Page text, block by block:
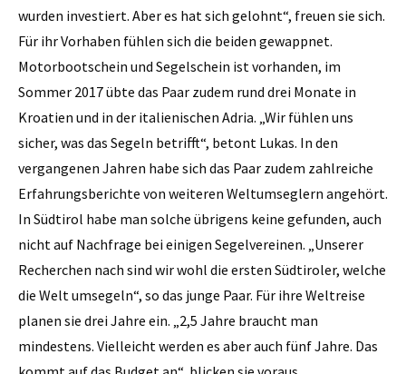
wurden investiert. Aber es hat sich gelohnt“, freuen sie sich.
Für ihr Vorhaben fühlen sich die beiden gewappnet.
Motorbootschein und Segelschein ist vorhanden, im
Sommer 2017 übte das Paar zudem rund drei Monate in
Kroatien und in der italienischen Adria. „Wir fühlen uns
sicher, was das Segeln betrifft“, betont Lukas. In den
vergangenen Jahren habe sich das Paar zudem zahlreiche
Erfahrungsberichte von weiteren Weltumseglern angehört.
In Südtirol habe man solche übrigens keine gefunden, auch
nicht auf Nachfrage bei einigen Segelvereinen. „Unserer
Recherchen nach sind wir wohl die ersten Südtiroler, welche
die Welt umsegeln“, so das junge Paar. Für ihre Weltreise
planen sie drei Jahre ein. „2,5 Jahre braucht man
mindestens. Vielleicht werden es aber auch fünf Jahre. Das